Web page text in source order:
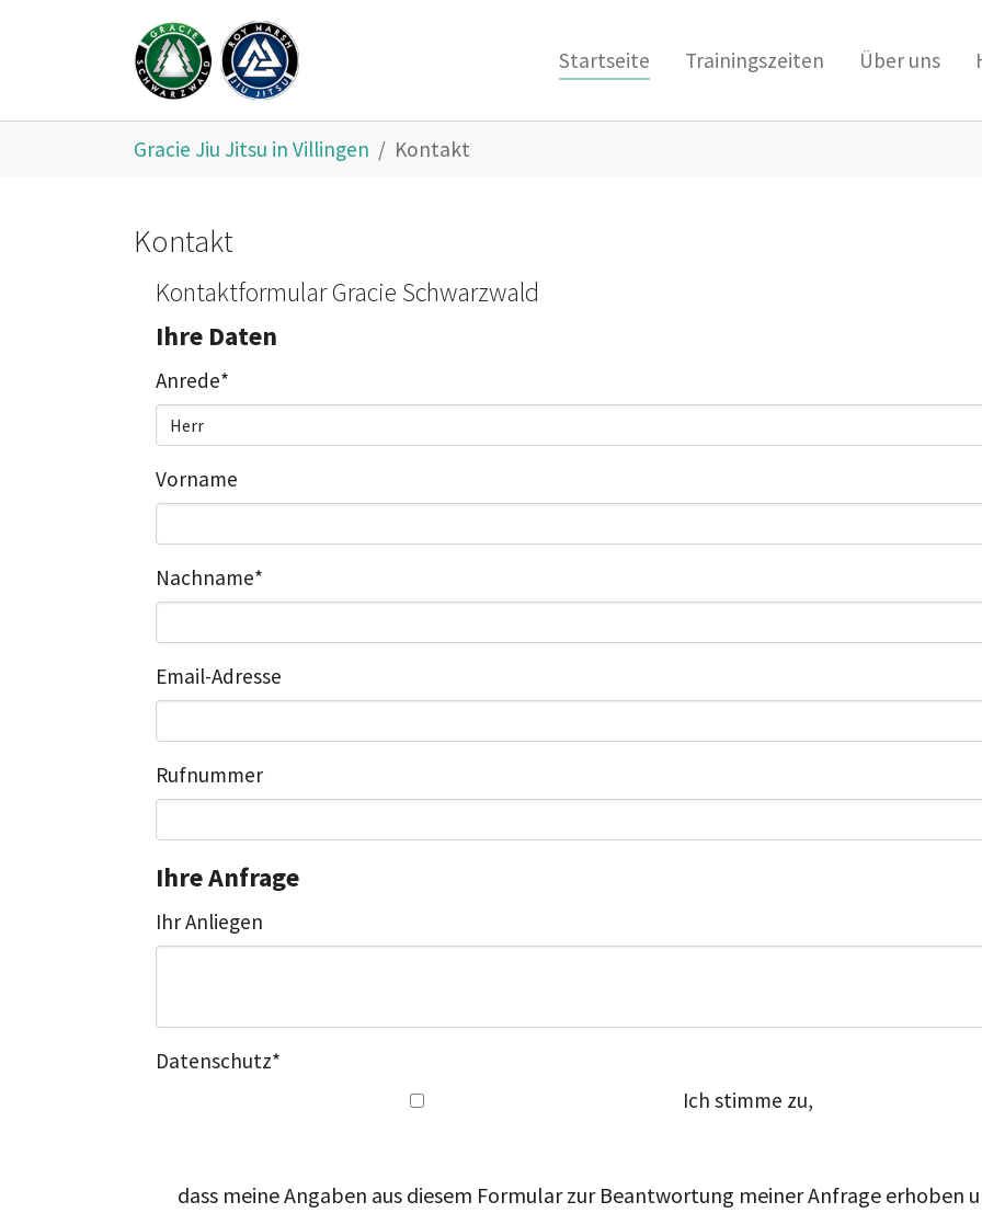
Startseite
Trainingszeiten Über uns
Sie sind hier:
Gracie Jiu Jitsu in Villingen Kontakt
Kontakt
Kontaktformular Gracie Schwarzwald
Ihre Daten
Anrede*
Vorname
Nachname*
Email-Adresse
Rufnummer
Ihre Anfrage
Ihr Anliegen
Datenschutz*
Ich stimme zu,
dass meine Angaben aus diesem Formular zur Beantwortung meiner Anfrage erhoben